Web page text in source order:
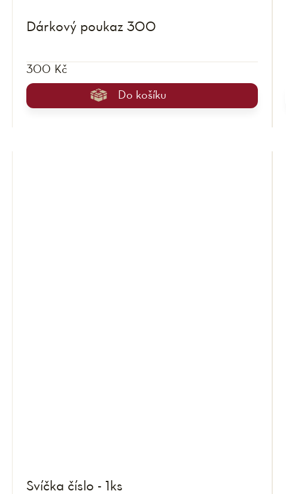
Dárkový poukaz 300
300 Kč
Do košíku
Svíčka číslo - 1ks